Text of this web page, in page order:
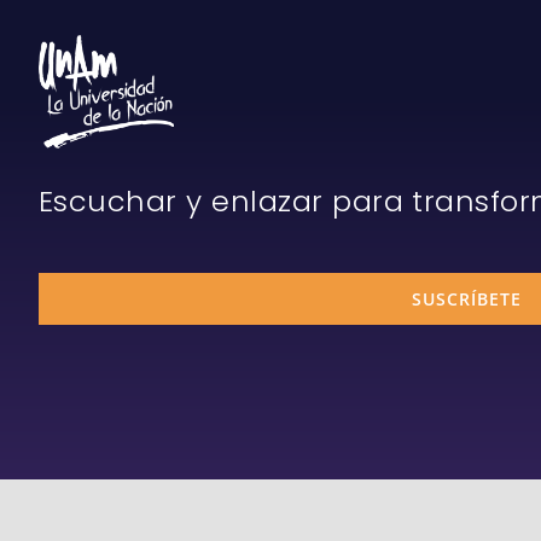
Escuchar y enlazar para
SUSCRÍBETE